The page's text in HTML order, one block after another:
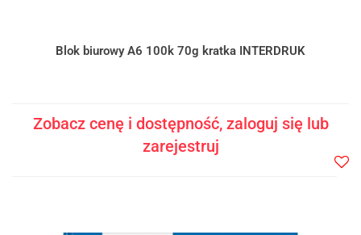
Blok biurowy A6 100k 70g kratka INTERDRUK
Zobacz cenę i dostępność, zaloguj się lub
zarejestruj